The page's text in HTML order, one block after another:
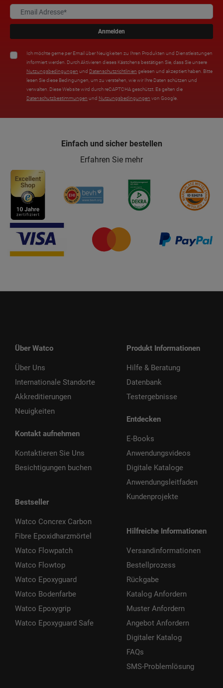
Anmelden
Ich möchte gerne per Email über Neuigkeiten zu Ihren Produkten und Dienstleistungen
informiert werden. Durch Aktivieren dieses Kästchens bestätigen Sie, dass Sie unsere
Nutzungsbedingungen und Datenschutzrichtlinien gelesen und akzeptiert haben. Bitte
lesen Sie diese Bedingungen, um zu verstehen, wie wir Ihre Daten schützen und
verwalten. Diese Website wird durch reCAPTCHA geschützt. Es gelten die
Datenschutzbestimmungen und Nutzungsbedingungen von Google.
Einfach und sicher bestellen
Erfahren Sie mehr
Über Watco
Über Uns
Internationale Standorte
Akkreditierungen
Neuigkeiten
Kontakt aufnehmen
Kontaktieren Sie Uns
Besichtigungen buchen
Bestseller
Watco Concrex Carbon
Fibre Epoxidharzmörtel
Watco Flowpatch
Watco Flowtop
Watco Epoxyguard
Watco Bodenfarbe
Watco Epoxygrip
Watco Epoxyguard Safe
Produkt Informationen
Hilfe & Beratung
Datenbank
Testergebnisse
Entdecken
E-Books
Anwendungsvideos
Digitale Kataloge
Anwendungsleitfaden
Kundenprojekte
Hilfreiche Informationen
Versandinformationen
Bestellprozess
Rückgabe
Katalog Anfordern
Muster Anfordern
Angebot Anfordern
Digitaler Katalog
FAQs
SMS-Problemlösung